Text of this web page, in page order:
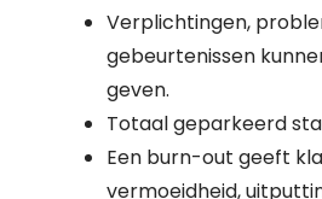
Verplichtingen,
gebeurtenissen
geven.
Totaal geparkeerd
Een burn-out geeft
vermoeidheid,